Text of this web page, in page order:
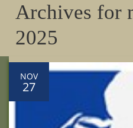
Archives for
2025
NOV
27